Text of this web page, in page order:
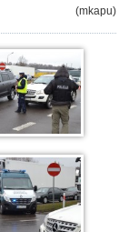
(mkapu)